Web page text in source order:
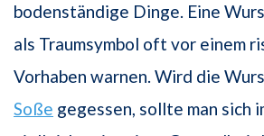
bodenständige Dinge. Eine
als Traumsymbol oft vor einem
Vorhaben warnen. Wird die
Soße gegessen, sollte man sich